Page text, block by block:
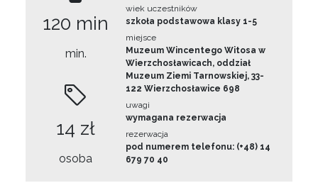
120 min
min.
14 zł
osoba
wiek uczestników
szkoła podstawowa klasy 1-5
miejsce
Muzeum Wincentego Witosa w
Wierzchosławicach, oddział
Muzeum Ziemi Tarnowskiej, 33-
122 Wierzchosławice 698
uwagi
wymagana rezerwacja
rezerwacja
pod numerem telefonu: (+48) 14
679 70 40